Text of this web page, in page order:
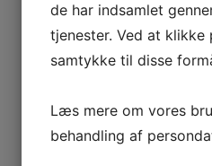
Bøjler og kroge
Bøjle
Krog
Monteringsplade
Brændstofdunke
Brændstoftanke
Brændstoftanke -
de har indsamlet
tjenester. Ved at klikke
samtykke til disse
Læs mere om vores
behandling af